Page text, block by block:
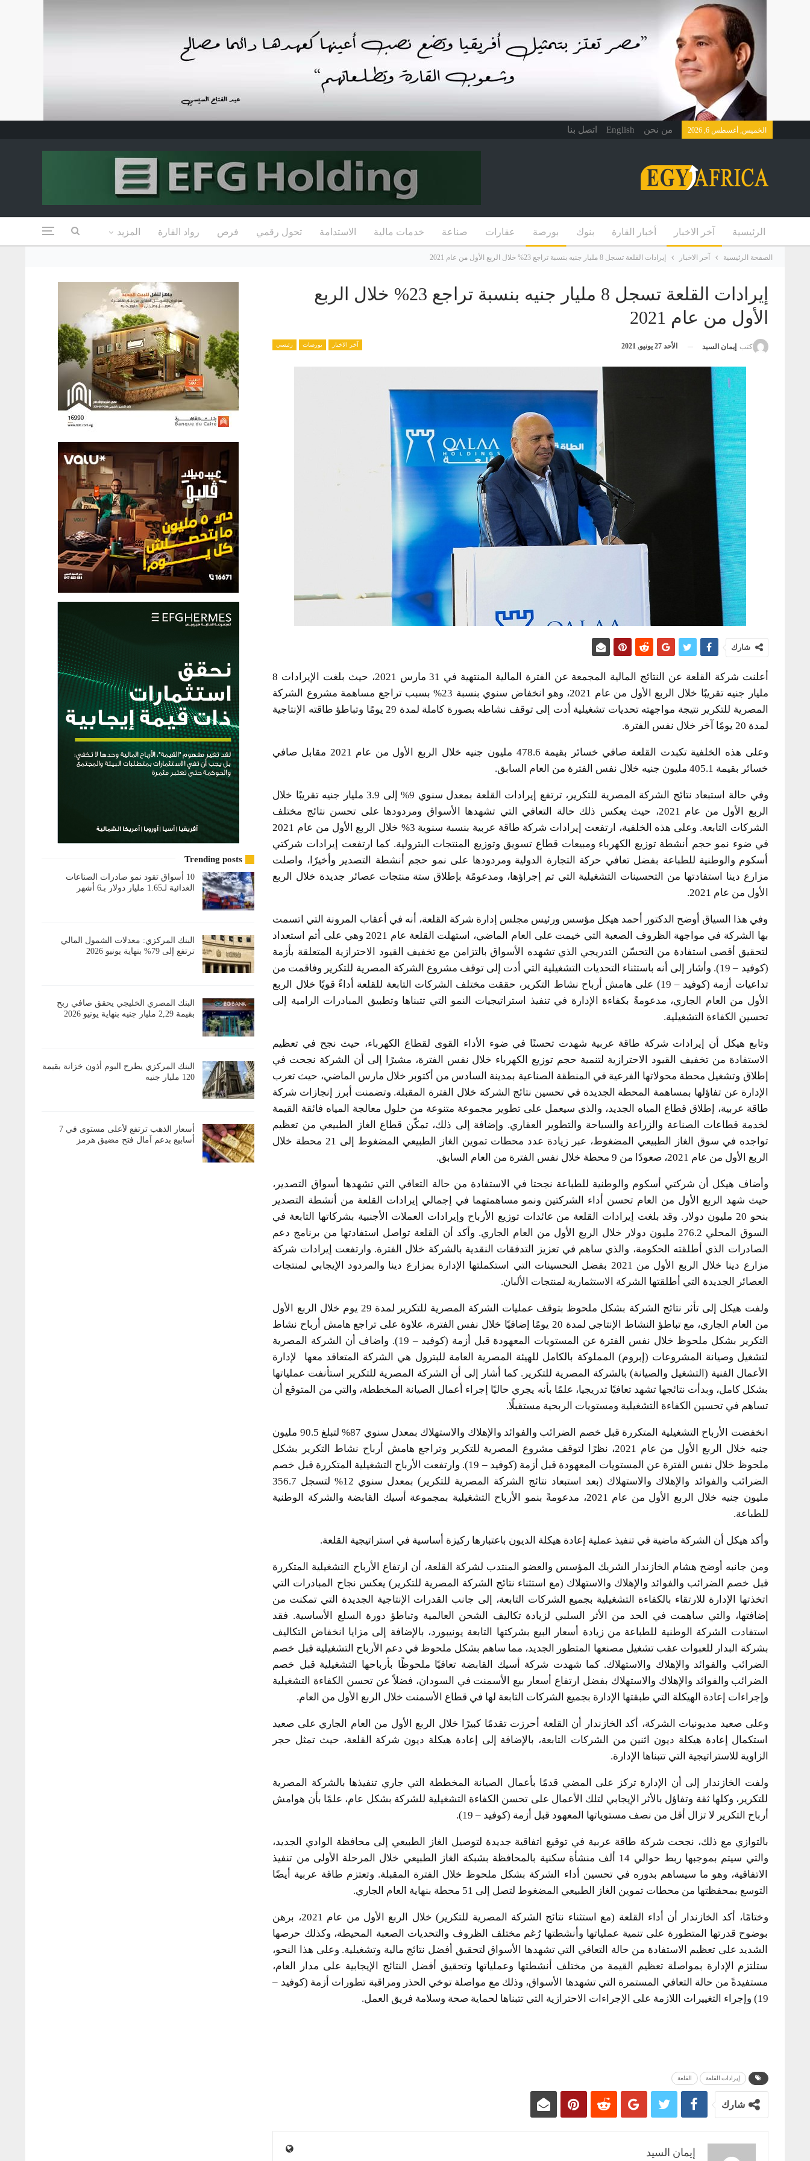
الخميس, أغسطس 6, 2026 من نحن English اتصل بنا
الرئيسية آخر الاخبار أخبار القارة بنوك بورصة عقارات صناعة خدمات مالية الاستدامة تحول رقمي فرص رواد القارة المزيد
الصفحة الرئيسية آخر الاخبار إيرادات القلعة تسجل 8 مليار جنيه بنسبة تراجع 23% خلال الربع الأول من عام 2021
إيرادات القلعة تسجل 8 مليار جنيه بنسبة تراجع 23% خلال الربع
الأول من عام 2021
آخر الاخبار بورصات رئيسي كتب إيمان السيد الأحد 27 يونيو, 2021
شارك
أعلنت شركة القلعة عن النتائج المالية المجمعة عن الفترة المالية المنتهية في 31 مارس 2021، حيث بلغت الإيرادات 8
مليار جنيه تقريبًا خلال الربع الأول من عام 2021، وهو انخفاض سنوي بنسبة 23% بسبب تراجع مساهمة مشروع الشركة
المصرية للتكرير نتيجة مواجهته تحديات تشغيلية أدت إلى توقف نشاطه بصورة كاملة لمدة 29 يومًا وتباطؤ طاقته الإنتاجية
لمدة 20 يومًا آخر خلال نفس الفترة.
وعلى هذه الخلفية تكبدت القلعة صافي خسائر بقيمة 478.6 مليون جنيه خلال الربع الأول من عام 2021 مقابل صافي
خسائر بقيمة 405.1 مليون جنيه خلال نفس الفترة من العام السابق.
وفي حالة استبعاد نتائج الشركة المصرية للتكرير، ترتفع إيرادات القلعة بمعدل سنوي 9% إلى 3.9 مليار جنيه تقريبًا خلال
الربع الأول من عام 2021، حيث يعكس ذلك حالة التعافي التي تشهدها الأسواق ومردودها على تحسن نتائج مختلف
الشركات التابعة. وعلى هذه الخلفية، ارتفعت إيرادات شركة طاقة عربية بنسبة سنوية 3% خلال الربع الأول من عام 2021
في ضوء نمو حجم أنشطة توزيع الكهرباء ومبيعات قطاع تسويق وتوزيع المنتجات البترولية. كما ارتفعت إيرادات شركتي
أسكوم والوطنية للطباعة بفضل تعافي حركة التجارة الدولية ومردودها على نمو حجم أنشطة التصدير وأخيرًا، واصلت
مزارع دينا استفادتها من التحسينات التشغيلية التي تم إجراؤها، ومدعومًة بإطلاق ستة منتجات عصائر جديدة خلال الربع
الأول من عام 2021.
وفي هذا السياق أوضح الدكتور أحمد هيكل مؤسس ورئيس مجلس إدارة شركة القلعة، أنه في أعقاب المرونة التي اتسمت
بها الشركة في مواجهة الظروف الصعبة التي خيمت على العام الماضي، استهلت القلعة عام 2021 وهي على أتم استعداد
لتحقيق أقصى استفادة من التحسّن التدريجي الذي تشهده الأسواق بالتزامن مع تخفيف القيود الاحترازية المتعلقة بأزمة
(كوفيد – 19). وأشار إلى أنه باستثناء التحديات التشغيلية التي أدت إلى توقف مشروع الشركة المصرية للتكرير وفاقمت من
تداعيات أزمة (كوفيد – 19) على هامش أرباح نشاط التكرير، حققت مختلف الشركات التابعة للقلعة أداءً قويًا خلال الربع
الأول من العام الجاري، مدعومةً بكفاءة الإدارة في تنفيذ استراتيجيات النمو التي تتبناها وتطبيق المبادرات الرامية إلى
تحسين الكفاءة التشغيلية.
وتابع هيكل أن إيرادات شركة طاقة عربية شهدت تحسنًا في ضوء الأداء القوى لقطاع الكهرباء، حيث نجح في تعظيم
الاستفادة من تخفيف القيود الاحترازية لتنمية حجم توزيع الكهرباء خلال نفس الفترة، مشيرًا إلى أن الشركة نجحت في
إطلاق وتشغيل محطة محولاتها الفرعية في المنطقة الصناعية بمدينة السادس من أكتوبر خلال مارس الماضي، حيث تعرب
الإدارة عن تفاؤلها بمساهمة المحطة الجديدة في تحسين نتائج الشركة خلال الفترة المقبلة. وتضمنت أبرز إنجازات شركة
طاقة عربية، إطلاق قطاع المياه الجديد، والذي سيعمل على تطوير مجموعة متنوعة من حلول معالجة المياه فائقة القيمة
لخدمة قطاعات الصناعة والزراعة والسياحة والتطوير العقاري. وإضافة إلى ذلك، تمكّن قطاع الغاز الطبيعي من تعظيم
تواجده في سوق الغاز الطبيعي المضغوط، عبر زيادة عدد محطات تموين الغاز الطبيعي المضغوط إلى 21 محطة خلال
الربع الأول من عام 2021، صعودًا من 9 محطة خلال نفس الفترة من العام السابق.
وأضاف هيكل أن شركتي أسكوم والوطنية للطباعة نجحتا في الاستفادة من حالة التعافي التي تشهدها أسواق التصدير،
حيث شهد الربع الأول من العام تحسن أداء الشركتين ونمو مساهمتهما في إجمالي إيرادات القلعة من أنشطة التصدير
بنحو 20 مليون دولار. وقد بلغت إيرادات القلعة من عائدات توزيع الأرباح وإيرادات العملات الأجنبية بشركاتها التابعة في
السوق المحلي 276.2 مليون دولار خلال الربع الأول من العام الجاري. وأكد أن القلعة تواصل استفادتها من برنامج دعم
الصادرات الذي أطلقته الحكومة، والذي ساهم في تعزيز التدفقات النقدية بالشركة خلال الفترة. وارتفعت إيرادات شركة
مزارع دينا خلال الربع الأول من 2021 بفضل التحسينات التي استكملتها الإدارة بمزارع دينا والمردود الإيجابي لمنتجات
العصائر الجديدة التي أطلقتها الشركة الاستثمارية لمنتجات الألبان.
ولفت هيكل إلى تأثر نتائج الشركة بشكل ملحوظ بتوقف عمليات الشركة المصرية للتكرير لمدة 29 يوم خلال الربع الأول
من العام الجاري، مع تباطؤ النشاط الإنتاجي لمدة 20 يومًا إضافيًا خلال نفس الفترة، علاوة على تراجع هامش أرباح نشاط
التكرير بشكل ملحوظ خلال نفس الفترة عن المستويات المعهودة قبل أزمة (كوفيد – 19). واضاف أن الشركة المصرية
لتشغيل وصيانة المشروعات (إبروم) المملوكة بالكامل للهيئة المصرية العامة للبترول هي الشركة المتعاقد معها لإدارة
الأعمال الفنية (التشغيل والصيانة) بالشركة المصرية للتكرير. كما أشار إلى أن الشركة المصرية للتكرير استأنفت عملياتها
بشكل كامل، وبدأت نتائجها تشهد تعافيًا تدريجيا، علمًا بأنه يجري حاليًا إجراء أعمال الصيانة المخططة، والتي من المتوقع أن
تساهم في تحسين الكفاءة التشغيلية ومستويات الربحية مستقبلًا.
انخفضت الأرباح التشغيلية المتكررة قبل خصم الضرائب والفوائد والإهلاك والاستهلاك بمعدل سنوي 87% لتبلغ 90.5 مليون
جنيه خلال الربع الأول من عام 2021، نظرًا لتوقف مشروع المصرية للتكرير وتراجع هامش أرباح نشاط التكرير بشكل
ملحوظ خلال نفس الفترة عن المستويات المعهودة قبل أزمة (كوفيد – 19). وارتفعت الأرباح التشغيلية المتكررة قبل خصم
الضرائب والفوائد والإهلاك والاستهلاك (بعد استبعاد نتائج الشركة المصرية للتكرير) بمعدل سنوي 12% لتسجل 356.7
مليون جنيه خلال الربع الأول من عام 2021، مدعومةً بنمو الأرباح التشغيلية بمجموعة أسيك القابضة والشركة الوطنية
للطباعة.
وأكد هيكل أن الشركة ماضية في تنفيذ عملية إعادة هيكلة الديون باعتبارها ركيزة أساسية في استراتيجية القلعة.
ومن جانبه أوضح هشام الخازندار الشريك المؤسس والعضو المنتدب لشركة القلعة، أن ارتفاع الأرباح التشغيلية المتكررة
قبل خصم الضرائب والفوائد والإهلاك والاستهلاك (مع استثناء نتائج الشركة المصرية للتكرير) يعكس نجاح المبادرات التي
اتخذتها الإدارة للارتقاء بالكفاءة التشغيلية بجميع الشركات التابعة، إلى جانب القدرات الإنتاجية الجديدة التي تمكنت من
إضافتها، والتي ساهمت في الحد من الأثر السلبي لزيادة تكاليف الشحن العالمية وتباطؤ دورة السلع الأساسية. فقد
استفادت الشركة الوطنية للطباعة من زيادة أسعار البيع بشركتها التابعة يونيبورد، بالإضافة إلى مزايا انخفاض التكاليف
بشركة البدار للعبوات عقب تشغيل مصنعها المتطور الجديد، مما ساهم بشكل ملحوظ في دعم الأرباح التشغيلية قبل خصم
الضرائب والفوائد والإهلاك والاستهلاك. كما شهدت شركة أسيك القابضة تعافيًا ملحوظًا بأرباحها التشغيلية قبل خصم
الضرائب والفوائد والإهلاك والاستهلاك بفضل ارتفاع أسعار بيع الأسمنت في السودان، فضلاً عن تحسن الكفاءة التشغيلية
وإجراءات إعادة الهيكلة التي طبقتها الإدارة بجميع الشركات التابعة لها في قطاع الأسمنت خلال الربع الأول من العام.
وعلى صعيد مديونيات الشركة، أكد الخازندار أن القلعة أحرزت تقدمًا كبيرًا خلال الربع الأول من العام الجاري على صعيد
استكمال إعادة هيكلة ديون اثنين من الشركات التابعة، بالإضافة إلى إعادة هيكلة ديون شركة القلعة، حيث تمثل حجر
الزاوية للاستراتيجية التي تتبناها الإدارة.
ولفت الخازندار إلى أن الإدارة تركز على المضي قدمًا بأعمال الصيانة المخططة التي جاري تنفيذها بالشركة المصرية
للتكرير، وكلها ثقة وتفاؤل بالأثر الإيجابي لتلك الأعمال على تحسن الكفاءة التشغيلية للشركة بشكل عام، علمًا بأن هوامش
أرباح التكرير لا تزال أقل من نصف مستوياتها المعهود قبل أزمة (كوفيد – 19).
بالتوازي مع ذلك، نجحت شركة طاقة عربية في توقيع اتفاقية جديدة لتوصيل الغاز الطبيعي إلى محافظة الوادي الجديد،
والتي سيتم بموجبها ربط حوالي 14 ألف منشأة سكنية بالمحافظة بشبكة الغاز الطبيعي خلال المرحلة الأولى من تنفيذ
الاتفاقية، وهو ما سيساهم بدوره في تحسين أداء الشركة بشكل ملحوظ خلال الفترة المقبلة. وتعتزم طاقة عربية أيضًا
التوسع بمحفظتها من محطات تموين الغاز الطبيعي المضغوط لتصل إلى 51 محطة بنهاية العام الجاري.
وختامًا، أكد الخازندار أن أداء القلعة (مع استثناء نتائج الشركة المصرية للتكرير) خلال الربع الأول من عام 2021، برهن
بوضوح قدرتها المتطورة على تنمية عملياتها وأنشطتها رُغم مختلف الظروف والتحديات الصعبة المحيطة، وكذلك حرصها
الشديد على تعظيم الاستفادة من حالة التعافي التي تشهدها الأسواق لتحقيق أفضل نتائج مالية وتشغيلية. وعلى هذا النحو،
ستلتزم الإدارة بمواصلة تعظيم القيمة من مختلف أنشطتها وعملياتها وتحقيق أفضل النتائج الإيجابية على مدار العام،
مستفيدةً من حالة التعافي المستمرة التي تشهدها الأسواق، وذلك مع مواصلة توخي الحذر ومراقبة تطورات أزمة (كوفيد –
19) وإجراء التغييرات اللازمة على الإجراءات الاحترازية التي تتبناها لحماية صحة وسلامة فريق العمل.
إيرادات القلعة القلعة
شارك
إيمان السيد
Trending posts
10 أسواق تقود نمو صادرات الصناعات
الغذائية لـ1.65 مليار دولار بـ6 أشهر
البنك المركزي: معدلات الشمول المالي
ترتفع إلى 79% بنهاية يونيو 2026
البنك المصري الخليجي يحقق صافي ربح
بقيمة 2,29 مليار جنيه بنهاية يونيو 2026
البنك المركزي يطرح اليوم أذون خزانة بقيمة
120 مليار جنيه
أسعار الذهب ترتفع لأعلى مستوى في 7
أسابيع بدعم آمال فتح مضيق هرمز